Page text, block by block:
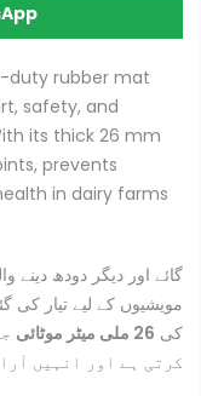
duty rubber mat
safety, and
its thick 26 mm
prevents
in dairy farms
مویشیوں کے لیے تیار
کی 26 ملی میٹر موٹائی
کرتی ہے اور انہیں